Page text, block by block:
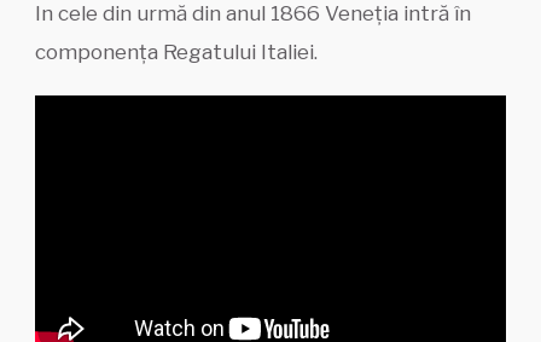
In cele din urmă din anul 1866 Veneția intră în
componența Regatului Italiei.